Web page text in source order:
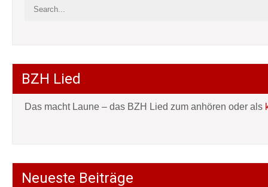
BZH Lied
Das macht Laune – das BZH Lied zum anhören oder als
Neueste Beiträge